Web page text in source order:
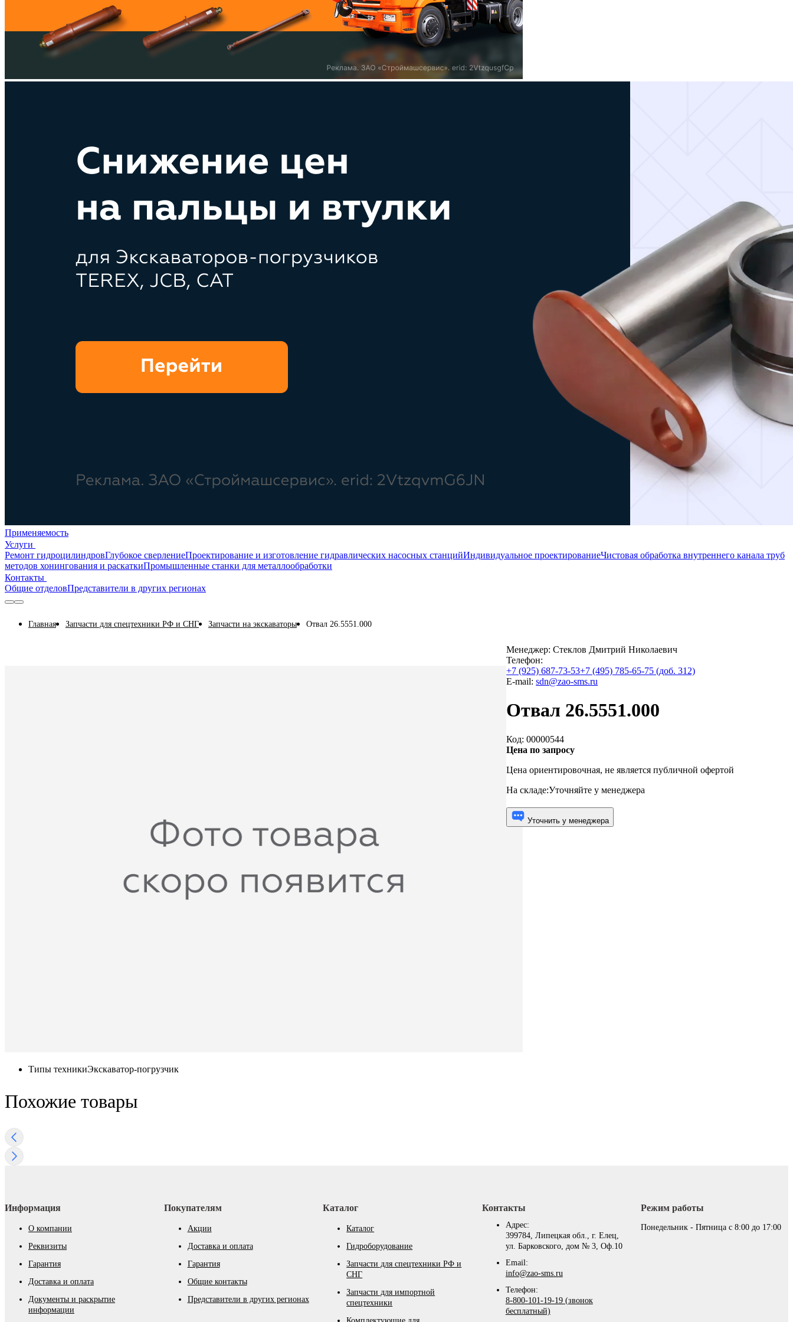
Применяемость
Услуги
Ремонт гидроцилиндровГлубокое сверлениеПроектирование и изготовление гидравлических насосных станцийИндивидуальное проектированиеЧистовая обработка внутреннего канала труб
методов хонингования и раскаткиПромышленные станки для металлообработки
Контакты
Общие отделовПредставители в других регионах
Главная Запчасти для спецтехники РФ и СНГ Запчасти на экскаваторы Отвал 26.5551.000
Менеджер:Стеклов Дмитрий Николаевич
Телефон:
+7 (925) 687-73-53+7 (495) 785-65-75 (доб. 312)
E-mail:sdn@zao-sms.ru
Отвал 26.5551.000
Код: 00000544
Цена по запросу
Цена ориентировочная, не является публичной офертой
На складе:Уточняйте у менеджера
Уточнить у менеджера
Типы техникиЭкскаватор-погрузчик
Похожие товары
Информация
О компании
Реквизиты
Гарантия
Доставка и оплата
Документы и раскрытие
информации
Покупателям
Акции
Доставка и оплата
Гарантия
Общие контакты
Представители в других регионах
Каталог
Каталог
Гидроборудование
Запчасти для спецтехники РФ и
СНГ
Запчасти для импортной
спецтехники
Контакты
Адрес:
399784, Липецкая обл., г. Елец,
ул. Барковского, дом № 3, Оф.10
Email:
info@zao-sms.ru
Телефон:
8-800-101-19-19 (звонок
бесплатный)
Режим работы
Понедельник - Пятница с 8:00 до 17:00